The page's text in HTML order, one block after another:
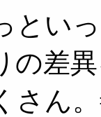
とい
の差
さん